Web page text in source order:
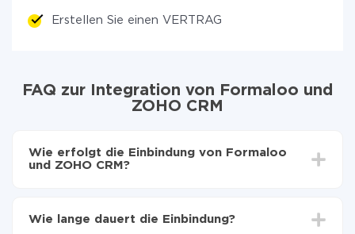
Erstellen Sie einen VERTRAG
FAQ zur Integration von Formaloo und
ZOHO CRM
Wie erfolgt die Einbindung von Formaloo
und ZOHO CRM?
CRM zu übertragen
Wie lange dauert die Einbindung?